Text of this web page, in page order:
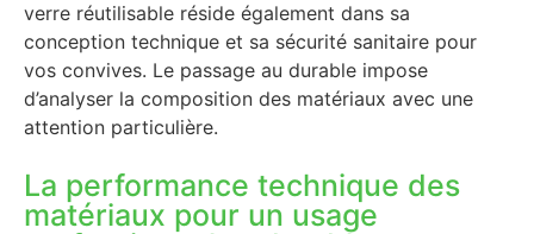
verre réutilisable réside également dans sa
conception technique et sa sécurité sanitaire pour
vos convives. Le passage au durable impose
d’analyser la composition des matériaux avec une
attention particulière.
La performance technique des
matériaux pour un usage